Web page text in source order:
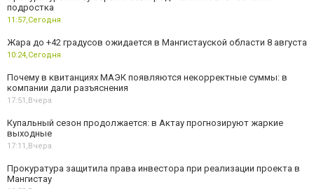
подростка
11:57,Сегодня
Жара до +42 градусов ожидается в Мангистауской области 8 августа
10:24,Сегодня
Почему в квитанциях МАЭК появляются некорректные суммы: в
компании дали разъяснения
17:51, Вчера
Купальный сезон продолжается: в Актау прогнозируют жаркие
выходные
17:11, Вчера
Прокуратура защитила права инвестора при реализации проекта в
Мангистау